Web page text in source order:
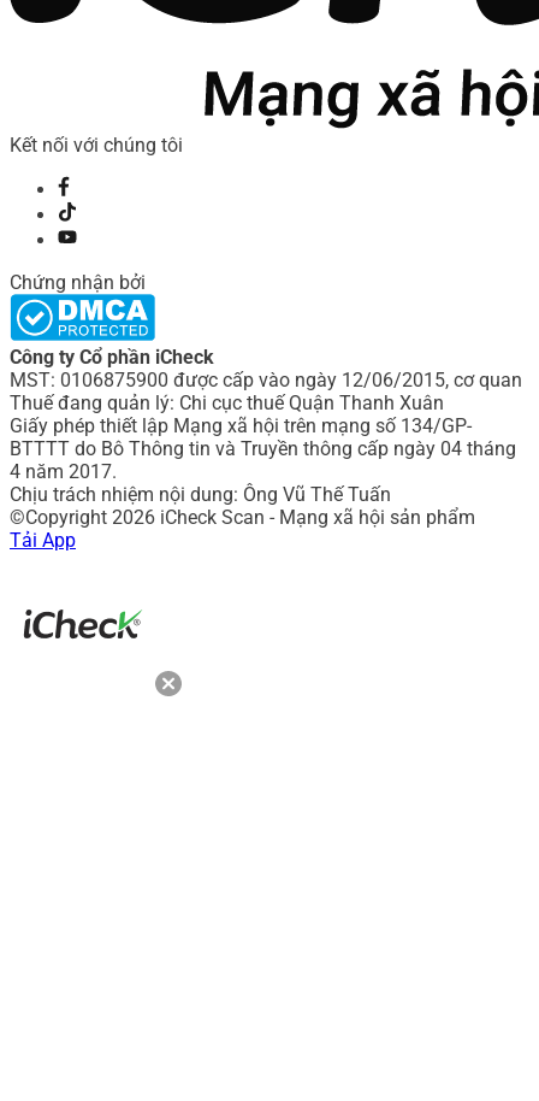
Kết nối với chúng tôi
Chứng nhận bởi
Công ty Cổ phần iCheck
MST: 0106875900 được cấp vào ngày 12/06/2015, cơ quan
Thuế đang quản lý: Chi cục thuế Quận Thanh Xuân
Giấy phép thiết lập Mạng xã hội trên mạng số 134/GP-
BTTTT do Bô Thông tin và Truyền thông cấp ngày 04 tháng
4 năm 2017.
Chịu trách nhiệm nội dung: Ông Vũ Thế Tuấn
©Copyright 2026 iCheck Scan - Mạng xã hội sản phẩm
Tải App